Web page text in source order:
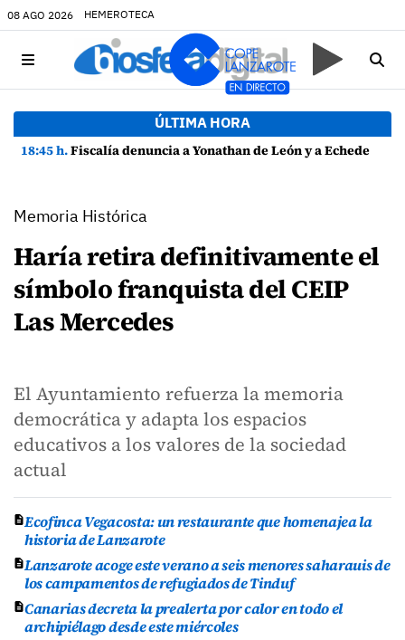
08 AGO 2026 HEMEROTECA
ÚLTIMA HORA
18:45 h.Fiscalía denuncia a Yonathan de León y a Echedey Eugenio por presuntas anomalías en contratos festivos
Memoria Histórica
Haría retira definitivamente el
símbolo franquista del CEIP
Las Mercedes
El Ayuntamiento refuerza la memoria
democrática y adapta los espacios
educativos a los valores de la sociedad
actual
Ecofinca Vegacosta: un restaurante que homenajea la
historia de Lanzarote
Lanzarote acoge este verano a seis menores saharauis de
los campamentos de refugiados de Tinduf
Canarias decreta la prealerta por calor en todo el
archipiélago desde este miércoles